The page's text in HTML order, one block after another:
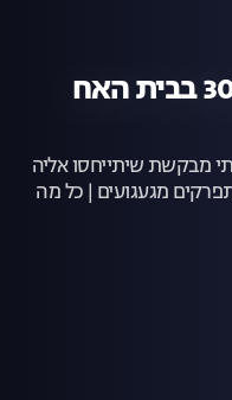
הסיכום היומי: היום ה-30 בבית האח
מבקשת שיתייחסו אליה
מגעגועים | כל מה